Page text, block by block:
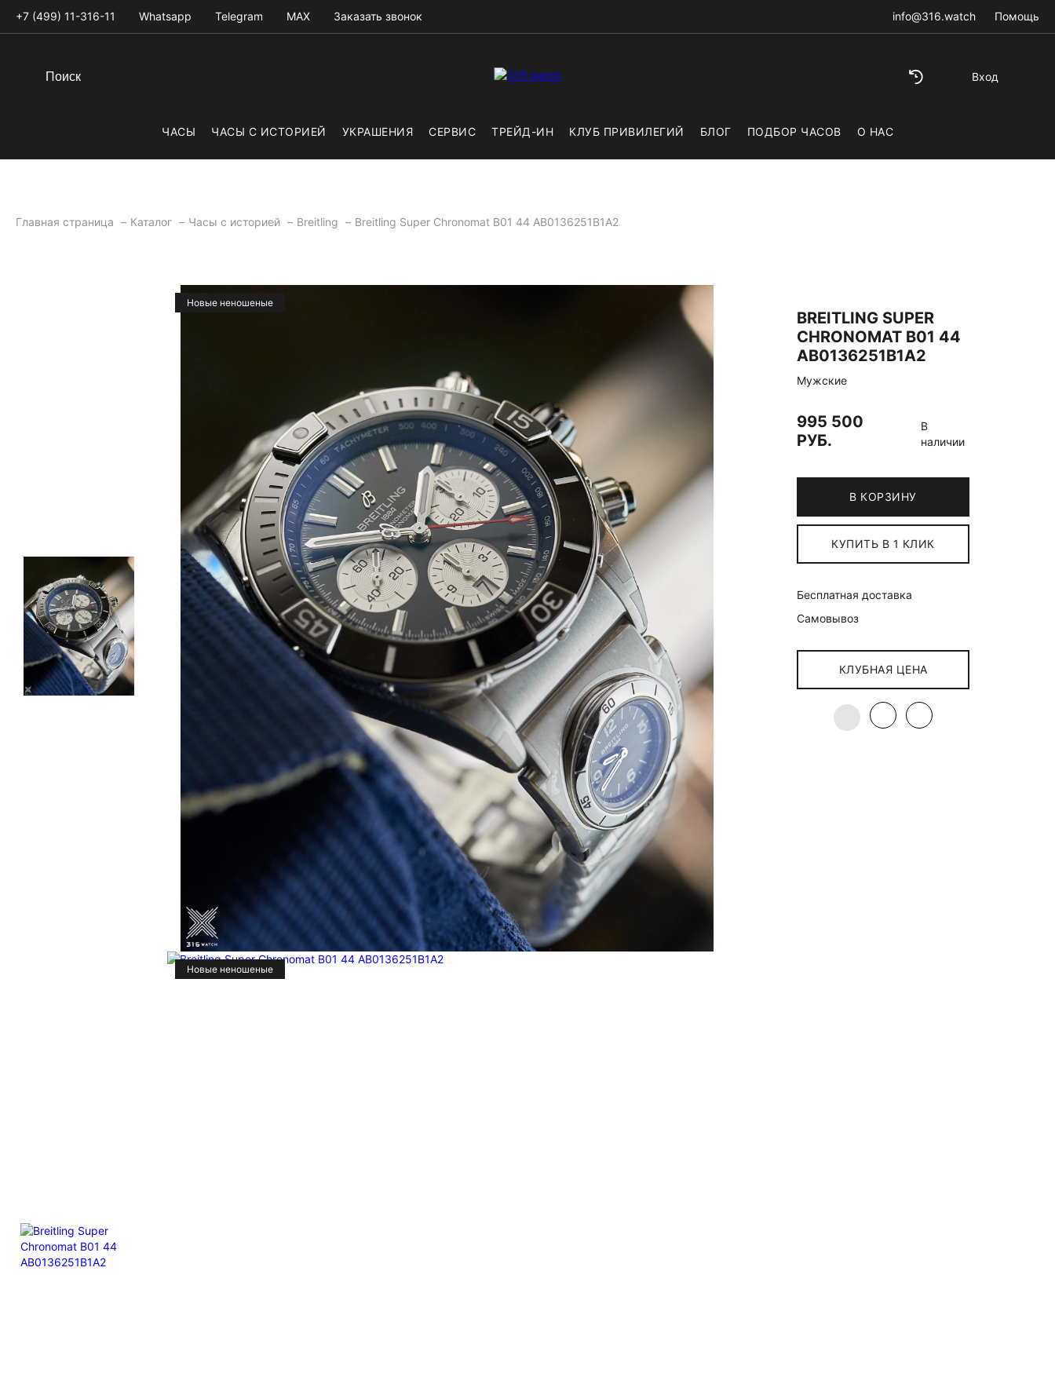
+7 (499) 11-316-11 Whatsapp Telegram MAX Заказать звонок info@316.watch Помощь
Вход
ЧАСЫ ЧАСЫ С ИСТОРИЕЙ УКРАШЕНИЯ СЕРВИС ТРЕЙД-ИН КЛУБ ПРИВИЛЕГИЙ БЛОГ ПОДБОР ЧАСОВ О НАС
Главная страница Каталог Часы с историей Breitling Breitling Super Chronomat B01 44 AB0136251B1A2
Новые неношеные
Новые неношеные
BREITLING SUPER
CHRONOMAT B01 44
AB0136251B1A2
Мужские
995 500
РУБ.
В
наличии
В КОРЗИНУ
КУПИТЬ В 1 КЛИК
Бесплатная доставка
Самовывоз
КЛУБНАЯ ЦЕНА